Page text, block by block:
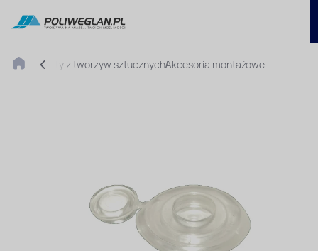
Płyty z tworzyw sztucznychAkcesoria montażowe